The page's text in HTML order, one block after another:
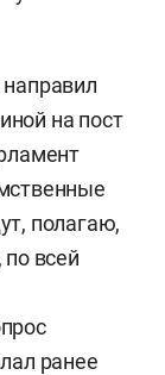
направил
на пост
полагаю,
всей
ранее